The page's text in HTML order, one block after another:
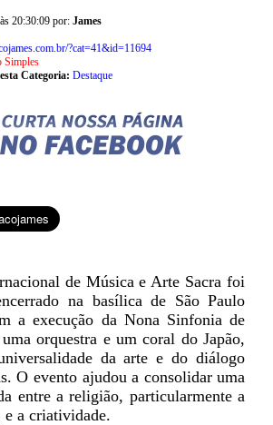
20:30:09 por: James
?cat=41&id=11694
Simples
Categoria: Destaque
de Música e Arte Sacra foi
na basílica de São Paulo
a execução da Nona Sinfonia de
orquestra e um coral do Japão,
da arte e do diálogo
O evento ajudou a consolidar uma
entre a religião, particularmente a
a criatividade.